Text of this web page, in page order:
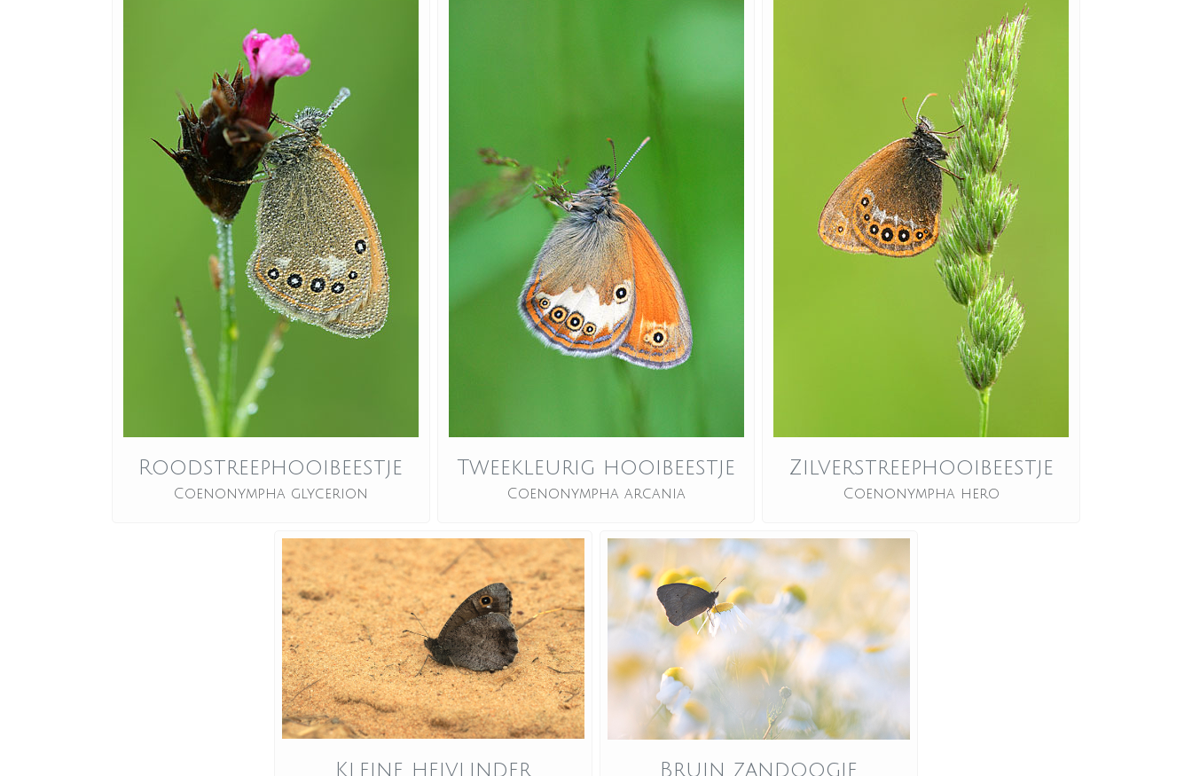
Roodstreephooibeestje
Coenonympha glycerion
Tweekleurig hooibeestje
Coenonympha arcania
Zilverstreephooibeestje
Coenonympha hero
Kleine heivlinder Bruin zandoogje